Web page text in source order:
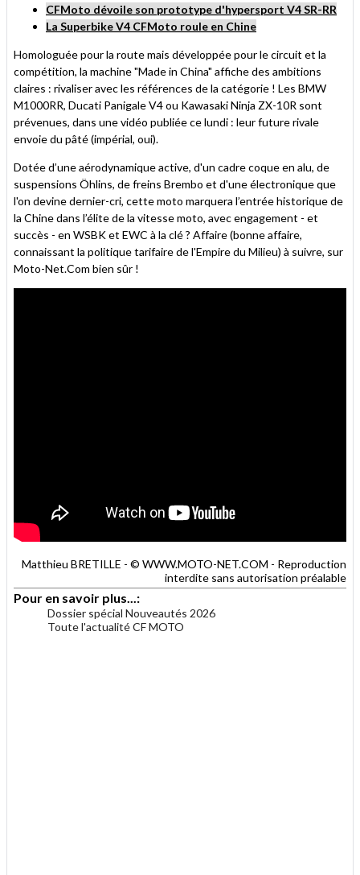
CFMoto dévoile son prototype d'hypersport V4 SR-RR
La Superbike V4 CFMoto roule en Chine
Homologuée pour la route mais développée pour le circuit et la
compétition, la machine "Made in China" affiche des ambitions
claires : rivaliser avec les références de la catégorie ! Les BMW
M1000RR, Ducati Panigale V4 ou Kawasaki Ninja ZX-10R sont
prévenues, dans une vidéo publiée ce lundi : leur future rivale
envoie du pâté (impérial, oui).
Dotée d’une aérodynamique active, d'un cadre coque en alu, de
suspensions Öhlins, de freins Brembo et d'une électronique que
l'on devine dernier-cri, cette moto marquera l’entrée historique de
la Chine dans l’élite de la vitesse moto, avec engagement - et
succès - en WSBK et EWC à la clé ? Affaire (bonne affaire,
connaissant la politique tarifaire de l'Empire du Milieu) à suivre, sur
Moto-Net.Com bien sûr !
Matthieu BRETILLE - © WWW.MOTO-NET.COM - Reproduction
interdite sans autorisation préalable
Pour en savoir plus...:
Dossier spécial Nouveautés 2026
Toute l'actualité CF MOTO